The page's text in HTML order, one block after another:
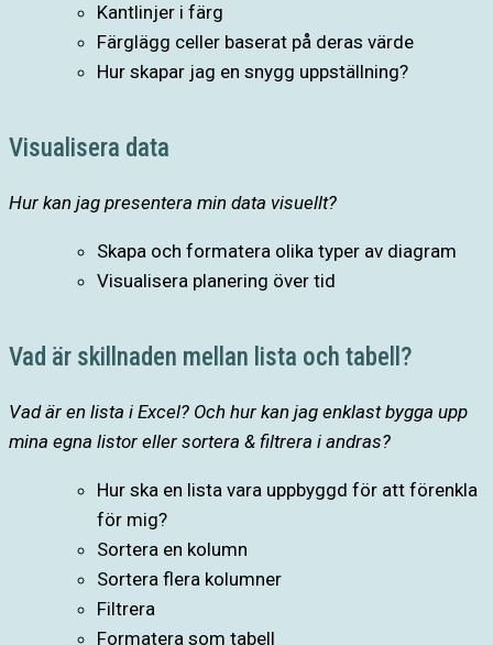
Kantlinjer i färg
Färglägg celler baserat på deras värde
Hur skapar jag en snygg uppställning?
Visualisera data
Hur kan jag presentera min data visuellt?
Skapa och formatera olika typer av diagram
Visualisera planering över tid
Vad är skillnaden mellan lista och tabell?
Vad är en lista i Excel? Och hur kan jag enklast bygga upp
mina egna listor eller sortera & filtrera i andras?
Hur ska en lista vara uppbyggd för att förenkla
för mig?
Sortera en kolumn
Sortera flera kolumner
Filtrera
Formatera som tabell